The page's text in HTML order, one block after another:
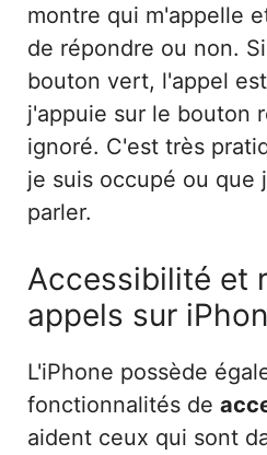
montre qui m'appelle
de répondre ou non.
bouton vert, l'appel
j'appuie sur le bouton
ignoré. C'est très
je suis occupé ou que
parler.
Accessibilité et
appels sur
L'iPhone possède
fonctionnalités de
aident ceux qui sont